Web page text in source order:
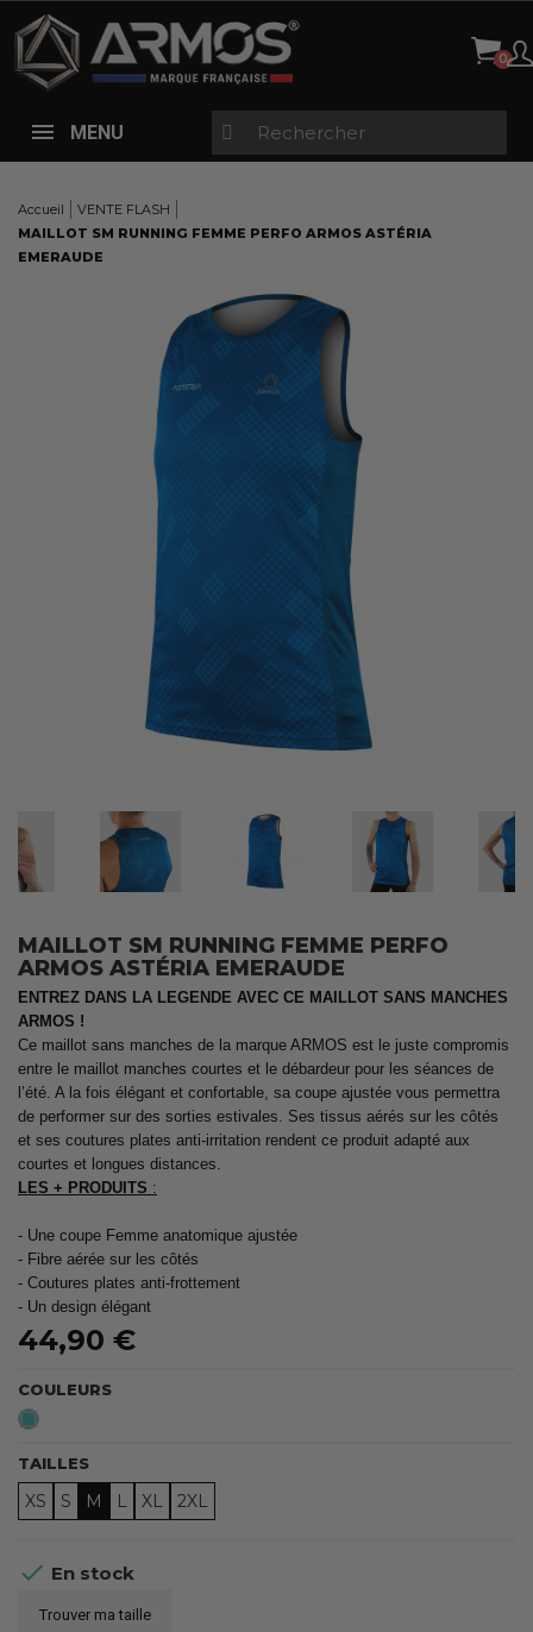
MENU
Accueil
VENTE FLASH
MAILLOT SM RUNNING FEMME PERFO ARMOS ASTÉRIA
EMERAUDE
MAILLOT SM RUNNING FEMME PERFO
ARMOS ASTÉRIA EMERAUDE
ENTREZ DANS LA LEGENDE AVEC CE MAILLOT SANS MANCHES
ARMOS !
Ce maillot sans manches de la marque ARMOS est le juste compromis
entre le maillot manches courtes et le débardeur pour les séances de
l’été. A la fois élégant et confortable, sa coupe ajustée vous permettra
de performer sur des sorties estivales. Ses tissus aérés sur les côtés
et ses coutures plates anti-irritation rendent ce produit adapté aux
courtes et longues distances.
LES + PRODUITS :
- Une coupe Femme anatomique ajustée
- Fibre aérée sur les côtés
- Coutures plates anti-frottement
- Un design élégant
44,90 €
COULEURS
Emeraude
TAILLES
XS S M L XL 2XL
 En stock
Trouver ma taille
Panneau de gestion des cookies